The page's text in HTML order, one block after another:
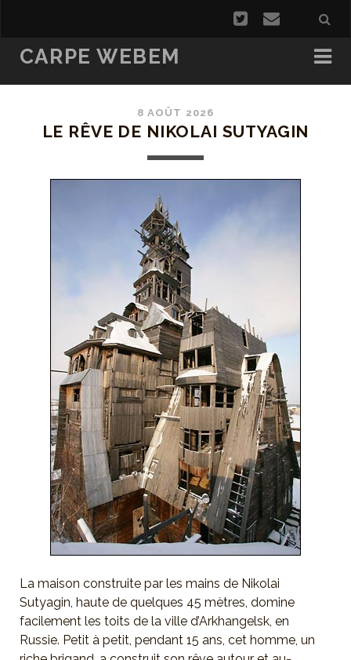
CARPE WEBEM
8 AOÛT 2026
LE RÊVE DE NIKOLAI SUTYAGIN
La maison construite par les mains de Nikolai
Sutyagin, haute de quelques 45 mètres, domine
facilement les toits de la ville d’Arkhangelsk, en
Russie. Petit à petit, pendant 15 ans, cet homme, un